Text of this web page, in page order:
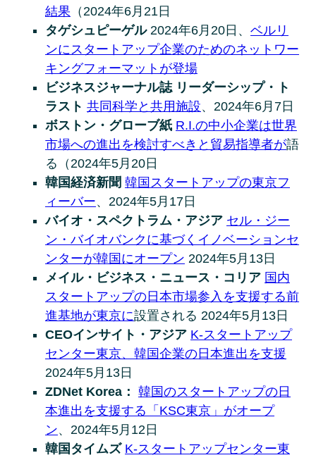
結果 （2024年6月21日
タゲシュピーゲル 2024年6月20日、 ベルリ
ンにスタートアップ企業のためのネットワー
キングフォーマットが登場
ビジネスジャーナル誌 リーダーシップ・ト
ラスト 共同科学と共用施設、2024年6月7日
ボストン・グローブ紙 R.I.の中小企業は世界
市場への進出を検討すべきと貿易指導者が語
る（2024年5月20日
韓国経済新聞 韓国スタートアップの東京フ
ィーバー、2024年5月17日
バイオ・スペクトラム・アジア セル・ジー
ン・バイオバンクに基づくイノベーションセ
ンターが韓国にオープン 2024年5月13日
メイル・ビジネス・ニュース・コリア 国内
スタートアップの日本市場参入を支援する前
進基地が東京に設置される 2024年5月13日
CEOインサイト・アジア K-スタートアップ
センター東京、韓国企業の日本進出を支援
2024年5月13日
ZDNet Korea： 韓国のスタートアップの日
本進出を支援する「KSC東京」がオープ
ン、2024年5月12日
韓国タイムズ K-スタートアップセンター東